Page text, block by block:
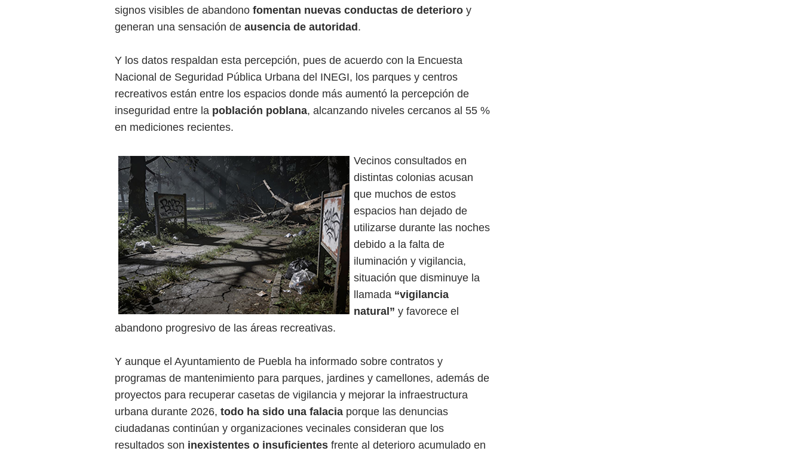
signos visibles de abandono fomentan nuevas conductas de deterioro y
generan una sensación de ausencia de autoridad .
Y los datos respaldan esta percepción, pues de acuerdo con la Encuesta
Nacional de Seguridad Pública Urbana del INEGI, los parques y centros
recreativos están entre los espacios donde más aumentó la percepción de
inseguridad entre la población poblana, alcanzando niveles cercanos al 55 %
en mediciones recientes.
Vecinos consultados en
distintas colonias acusan
que muchos de estos
espacios han dejado de
utilizarse durante las noches
debido a la falta de
iluminación y vigilancia,
situación que disminuye la
llamada “vigilancia
natural” y favorece el
abandono progresivo de las áreas recreativas.
Y aunque el Ayuntamiento de Puebla ha informado sobre contratos y
programas de mantenimiento para parques, jardines y camellones, además de
proyectos para recuperar casetas de vigilancia y mejorar la infraestructura
urbana durante 2026, todo ha sido una falacia porque las denuncias
ciudadanas continúan y organizaciones vecinales consideran que los
resultados son inexistentes o insuficientes frente al deterioro acumulado en